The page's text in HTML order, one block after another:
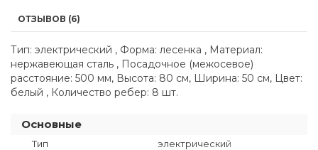
ОТЗЫВОВ (6)
Тип: электрический , Форма: лесенка , Материал:
нержавеющая сталь , Посадочное (межосевое)
расстояние: 500 мм, Высота: 80 см, Ширина: 50 см, Цвет:
белый , Количество ребер: 8 шт.
Основные
Тип
электрический